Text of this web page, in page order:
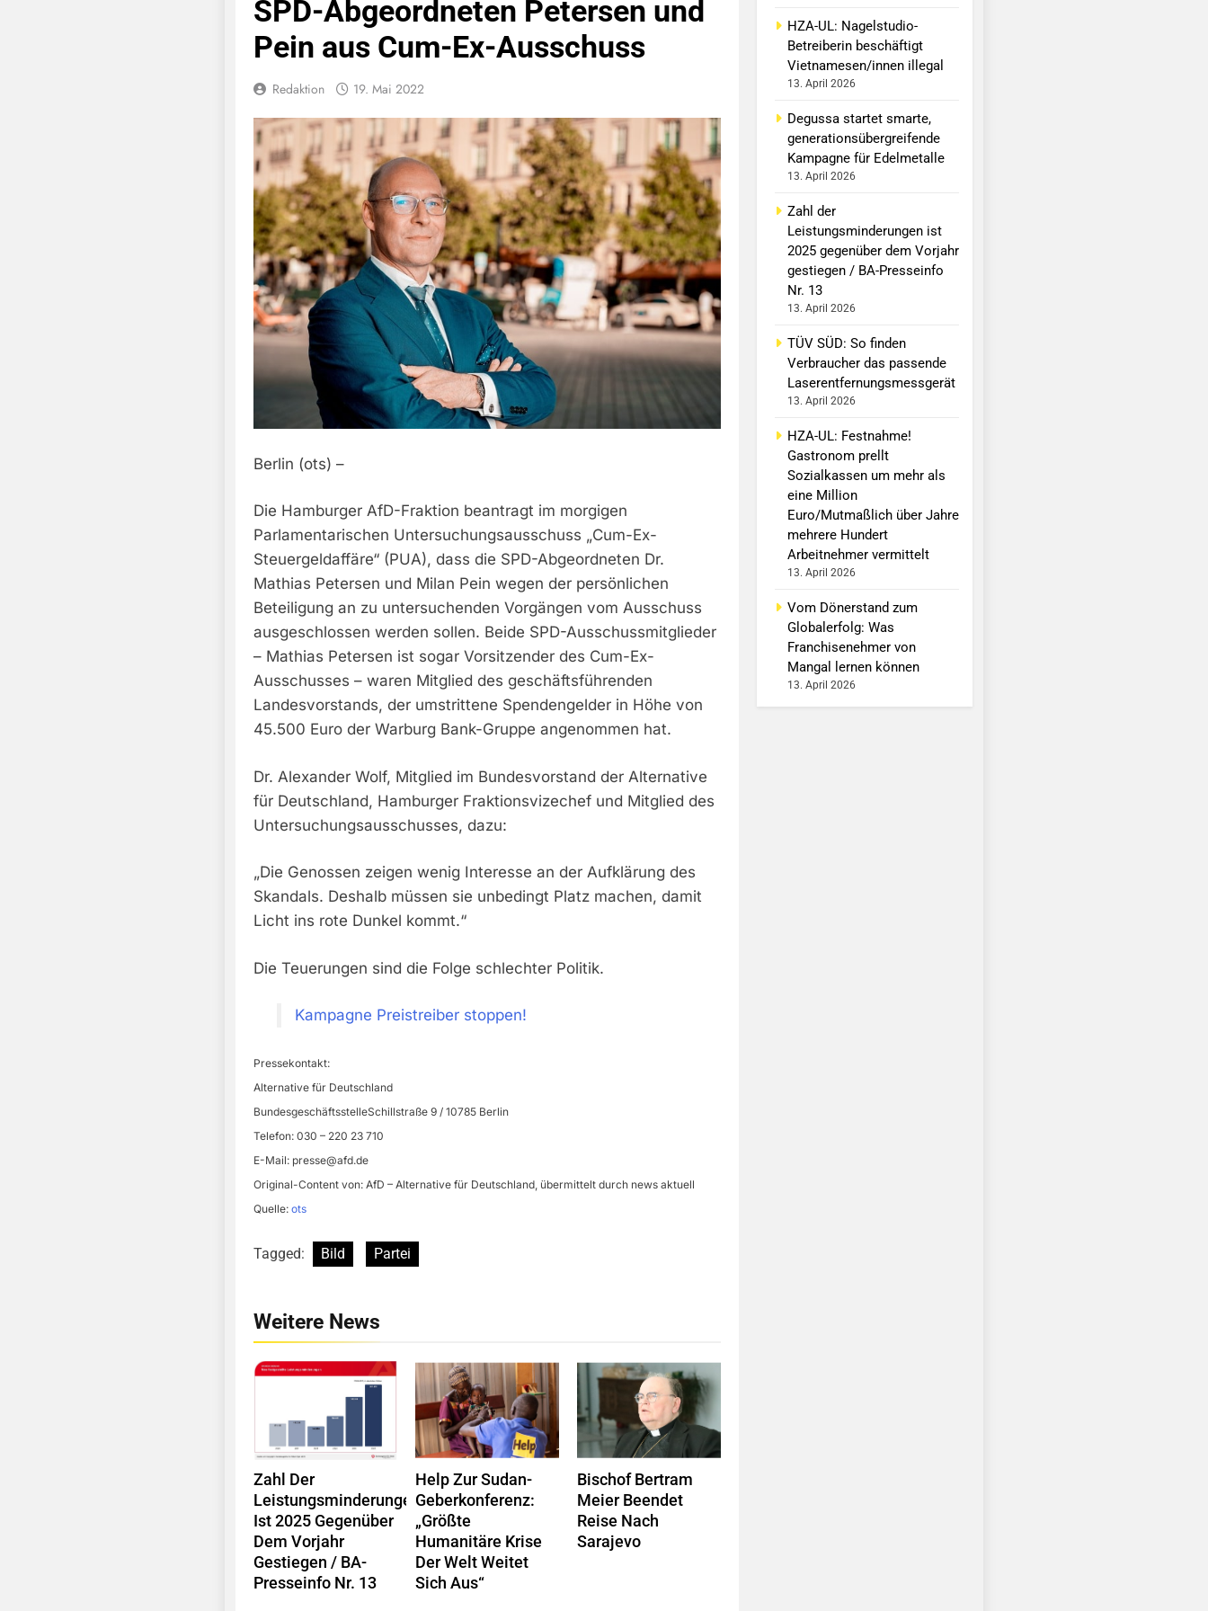
SPD-Abgeordneten Petersen und
Pein aus Cum-Ex-Ausschuss
Redaktion 19. Mai 2022
Berlin (ots) –
Die Hamburger AfD-Fraktion beantragt im morgigen
Parlamentarischen Untersuchungsausschuss „Cum-Ex-
Steuergeldaffäre“ (PUA), dass die SPD-Abgeordneten Dr.
Mathias Petersen und Milan Pein wegen der persönlichen
Beteiligung an zu untersuchenden Vorgängen vom Ausschuss
ausgeschlossen werden sollen. Beide SPD-Ausschussmitglieder
– Mathias Petersen ist sogar Vorsitzender des Cum-Ex-
Ausschusses – waren Mitglied des geschäftsführenden
Landesvorstands, der umstrittene Spendengelder in Höhe von
45.500 Euro der Warburg Bank-Gruppe angenommen hat.
Dr. Alexander Wolf, Mitglied im Bundesvorstand der Alternative
für Deutschland, Hamburger Fraktionsvizechef und Mitglied des
Untersuchungsausschusses, dazu:
„Die Genossen zeigen wenig Interesse an der Aufklärung des
Skandals. Deshalb müssen sie unbedingt Platz machen, damit
Licht ins rote Dunkel kommt.“
Die Teuerungen sind die Folge schlechter Politik.
Kampagne Preistreiber stoppen!
Pressekontakt:
Alternative für Deutschland
BundesgeschäftsstelleSchillstraße 9 / 10785 Berlin
Telefon: 030 – 220 23 710
E-Mail: presse@afd.de
Original-Content von: AfD – Alternative für Deutschland, übermittelt durch news aktuell
Quelle: ots
Tagged: Bild Partei
Weitere News
Zahl Der
Leistungsminderungen
Ist 2025 Gegenüber
Dem Vorjahr
Gestiegen / BA-
Presseinfo Nr. 13
Help Zur Sudan-
Geberkonferenz:
„Größte
Humanitäre Krise
Der Welt Weitet
Sich Aus“
Bischof Bertram
Meier Beendet
Reise Nach
Sarajevo
HZA-UL: Nagelstudio-
Betreiberin beschäftigt
Vietnamesen/innen illegal
13. April 2026
Degussa startet smarte,
generationsübergreifende
Kampagne für Edelmetalle
13. April 2026
Zahl der
Leistungsminderungen ist
2025 gegenüber dem Vorjahr
gestiegen / BA-Presseinfo
Nr. 13
13. April 2026
TÜV SÜD: So finden
Verbraucher das passende
Laserentfernungsmessgerät
13. April 2026
HZA-UL: Festnahme!
Gastronom prellt
Sozialkassen um mehr als
eine Million
Euro/Mutmaßlich über Jahre
mehrere Hundert
Arbeitnehmer vermittelt
13. April 2026
Vom Dönerstand zum
Globalerfolg: Was
Franchisenehmer von
Mangal lernen können
13. April 2026